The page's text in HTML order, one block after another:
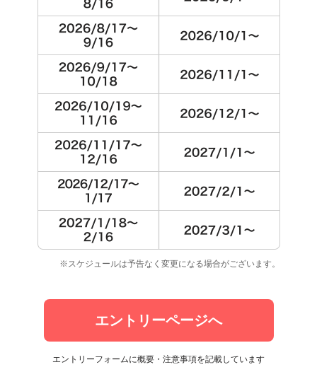
※スケジュールは予告なく変更になる場合がございます。
エントリーページへ
エントリーフォームに概要・注意事項を記載しています